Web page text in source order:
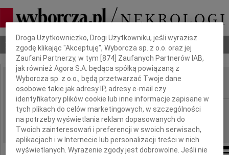
Nekrologi Odeszli Poradnik pogrzebowy
IMIĘ I NAZWISKO:
REGION: Warszawa, Łódź
DATA EMISJI: 02.12.2009
Dbamy o Twoją prywatność
Droga Użytkowniczko, Drogi Użytkowniku, jeśli wyrazisz
zgodę klikając "Akceptuję", Wyborcza sp. z o.o. oraz jej
Zaufani Partnerzy, w tym [874 ] Zaufanych Partnerów IAB,
jak również Agora S.A. będąca spółką powiązaną z
Wyborcza sp. z o.o., będą przetwarzać Twoje dane
osobowe takie jak adresy IP, adresy e-mail czy
identyfikatory plików cookie lub inne informacje zapisane w
tych plikach do celów marketingowych, w szczególności
na potrzeby wyświetlania reklam dopasowanych do
Twoich zainteresowań i preferencji w swoich serwisach,
aplikacjach i w Internecie lub personalizacji treści w nich
wyświetlanych. Wyrażenie zgody jest dobrowolne. Jeśli nie